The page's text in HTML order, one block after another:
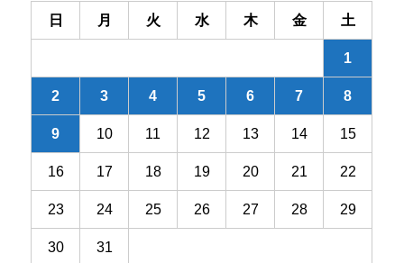
ン日 月 火 水 木 金 土
1
2 3 4 5 6 7 8
9 10 11 12 13 14 15
16 17 18 19 20 21 22
23 24 25 26 27 28 29
30 31